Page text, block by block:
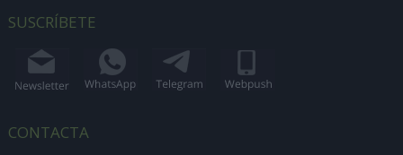
SUSCRÍBETE
CONTACTA